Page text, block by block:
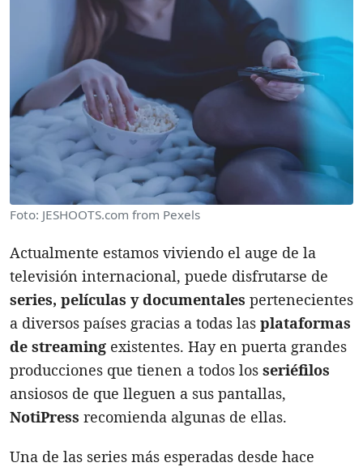
Foto: JESHOOTS.com from Pexels
Actualmente estamos viviendo el auge de la
televisión internacional, puede disfrutarse de
series, películas y documentales pertenecientes
a diversos países gracias a todas las plataformas
de streaming existentes. Hay en puerta grandes
producciones que tienen a todos los seriéfilos
ansiosos de que lleguen a sus pantallas,
NotiPress recomienda algunas de ellas.
Una de las series más esperadas desde hace